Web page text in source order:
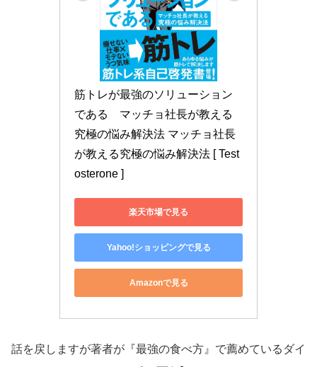
筋トレが最強のソリューション
である　マッチョ社長が教える
究極の悩み解決法 マッチョ社長
が教える究極の悩み解決法 [ Test
osterone ]
楽天市場で見る
Yahoo!ショッピングで見る
Amazonで見る
話を戻しますが著者が『最強の食べ方』で薦めているダイ